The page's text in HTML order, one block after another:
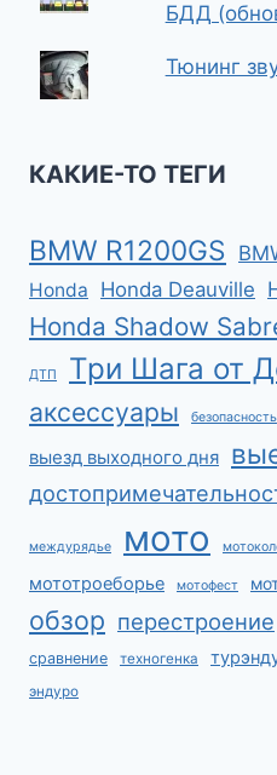
БДД
Тюнинг
КАКИЕ-ТО ТЕГИ
BMW R1200GS
Honda Honda Deauville
Honda Shadow
ДТП Три Шага от
аксессуары безопасность
выезд выходного дня
междурядье мото
мототроеборье мотофест
обзор перестроение
сравнение техногенка
эндуро